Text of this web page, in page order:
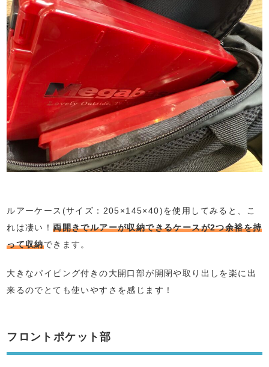
ルアーケース(サイズ：205×145×40)を使用してみると、こ
れは凄い！両開きでルアーが収納できるケースが2つ余裕を持
って収納できます。
大きなパイピング付きの大開口部が開閉や取り出しを楽に出
来るのでとても使いやすさを感じます！
フロントポケット部